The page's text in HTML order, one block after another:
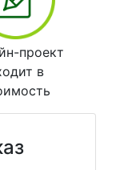
проект
в